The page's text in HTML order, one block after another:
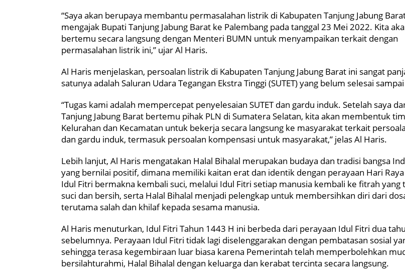
“Saya akan berupaya membantu permasalahan listrik di Kabupaten Tanjung Jabung
mengajak Bupati Tanjung Jabung Barat ke Palembang pada tanggal 23 Mei 2022. Kita
bertemu secara langsung dengan Menteri BUMN untuk menyampaikan terkait dengan
permasalahan listrik ini,” ujar Al Haris.
Al Haris menjelaskan, persoalan listrik di Kabupaten Tanjung Jabung Barat ini sangat
satunya adalah Saluran Udara Tegangan Ekstra Tinggi (SUTET) yang belum selesai
“Tugas kami adalah mempercepat penyelesaian SUTET dan gardu induk. Setelah saya
Tanjung Jabung Barat bertemu pihak PLN di Sumatera Selatan, kita akan membentuk
Kelurahan dan Kecamatan untuk bekerja secara langsung ke masyarakat terkait
dan gardu induk, termasuk persoalan kompensasi untuk masyarakat,” jelas Al Haris.
Lebih lanjut, Al Haris mengatakan Halal Bihalal merupakan budaya dan tradisi bangsa
yang bernilai positif, dimana memiliki kaitan erat dan identik dengan perayaan Hari
Idul Fitri bermakna kembali suci, melalui Idul Fitri setiap manusia kembali ke fitrah yang
suci dan bersih, serta Halal Bihalal menjadi pelengkap untuk membersihkan diri dari
terutama salah dan khilaf kepada sesama manusia.
Al Haris menuturkan, Idul Fitri Tahun 1443 H ini berbeda dari perayaan Idul Fitri dua
sebelumnya. Perayaan Idul Fitri tidak lagi diselenggarakan dengan pembatasan sosial
sehingga terasa kegembiraan luar biasa karena Pemerintah telah memperbolehkan
bersilahturahmi, Halal Bihalal dengan keluarga dan kerabat tercinta secara langsung.